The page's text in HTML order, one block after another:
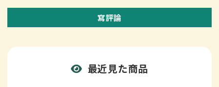
寫評論
最近見た商品